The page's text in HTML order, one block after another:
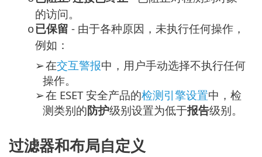
的访问。
o已保留 - 由于各种原因，未执行任何操作，
例如：
➢在交互警报中，用户手动选择不执行任何
操作。
➢在 ESET 安全产品的检测引擎设置中，检
测类别的防护级别设置为低于报告级别。
过滤器和布局自定义